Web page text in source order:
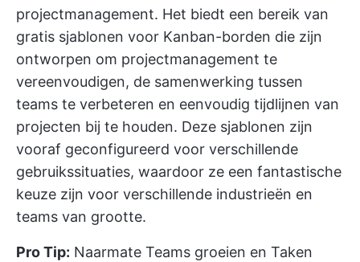
projectmanagement. Het biedt een bereik van
gratis sjablonen voor Kanban-borden die zijn
ontworpen om projectmanagement te
vereenvoudigen, de samenwerking tussen
teams te verbeteren en eenvoudig tijdlijnen van
projecten bij te houden. Deze sjablonen zijn
vooraf geconfigureerd voor verschillende
gebruikssituaties, waardoor ze een fantastische
keuze zijn voor verschillende industrieën en
teams van grootte.
Pro Tip: Naarmate Teams groeien en Taken